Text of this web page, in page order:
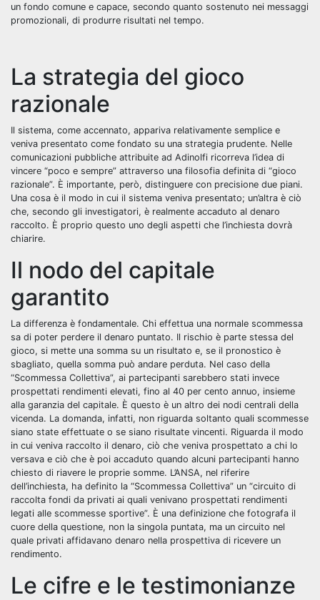
un fondo comune e capace, secondo quanto sostenuto nei messaggi
promozionali, di produrre risultati nel tempo.
La strategia del gioco
razionale
Il sistema, come accennato, appariva relativamente semplice e
veniva presentato come fondato su una strategia prudente. Nelle
comunicazioni pubbliche attribuite ad Adinolfi ricorreva l’idea di
vincere “poco e sempre” attraverso una filosofia definita di “gioco
razionale”. È importante, però, distinguere con precisione due piani.
Una cosa è il modo in cui il sistema veniva presentato; un’altra è ciò
che, secondo gli investigatori, è realmente accaduto al denaro
raccolto. È proprio questo uno degli aspetti che l’inchiesta dovrà
chiarire.
Il nodo del capitale
garantito
La differenza è fondamentale. Chi effettua una normale scommessa
sa di poter perdere il denaro puntato. Il rischio è parte stessa del
gioco, si mette una somma su un risultato e, se il pronostico è
sbagliato, quella somma può andare perduta. Nel caso della
“Scommessa Collettiva”, ai partecipanti sarebbero stati invece
prospettati rendimenti elevati, fino al 40 per cento annuo, insieme
alla garanzia del capitale. È questo è un altro dei nodi centrali della
vicenda. La domanda, infatti, non riguarda soltanto quali scommesse
siano state effettuate o se siano risultate vincenti. Riguarda il modo
in cui veniva raccolto il denaro, ciò che veniva prospettato a chi lo
versava e ciò che è poi accaduto quando alcuni partecipanti hanno
chiesto di riavere le proprie somme. L’ANSA, nel riferire
dell’inchiesta, ha definito la “Scommessa Collettiva” un “circuito di
raccolta fondi da privati ai quali venivano prospettati rendimenti
legati alle scommesse sportive”. È una definizione che fotografa il
cuore della questione, non la singola puntata, ma un circuito nel
quale privati affidavano denaro nella prospettiva di ricevere un
rendimento.
Le cifre e le testimonianze